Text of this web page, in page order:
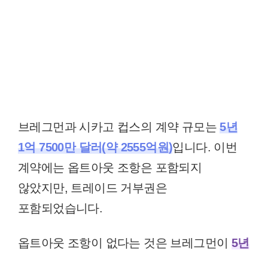
브레그먼과 시카고 컵스의 계약 규모는5년
1억 7500만 달러(약 2555억원)입니다. 이번
계약에는 옵트아웃 조항은 포함되지
않았지만, 트레이드 거부권은
포함되었습니다.
옵트아웃 조항이 없다는 것은 브레그먼이 5년